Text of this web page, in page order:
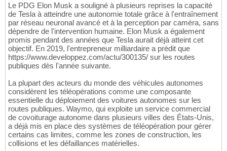
Le PDG Elon Musk a souligné à plusieurs reprises la capacité
de Tesla à atteindre une autonomie totale grâce à l'entraînement
par réseau neuronal avancé et à la perception par caméra, sans
dépendre de l'intervention humaine. Elon Musk a également
promis pendant des années que Tesla aurait déjà atteint cet
objectif. En 2019, l'entrepreneur milliardaire a prédit que
https://www.developpez.com/actu/300135/ sur les routes
publiques dès l'année suivante.
La plupart des acteurs du monde des véhicules autonomes
considèrent les téléopérations comme une composante
essentielle du déploiement des voitures autonomes sur les
routes publiques. Waymo, qui exploite un service commercial
de covoiturage autonome dans plusieurs villes des États-Unis,
a déjà mis en place des systèmes de téléopération pour gérer
certains cas limites, comme les zones de construction, les
collisions et les défaillances matérielles.